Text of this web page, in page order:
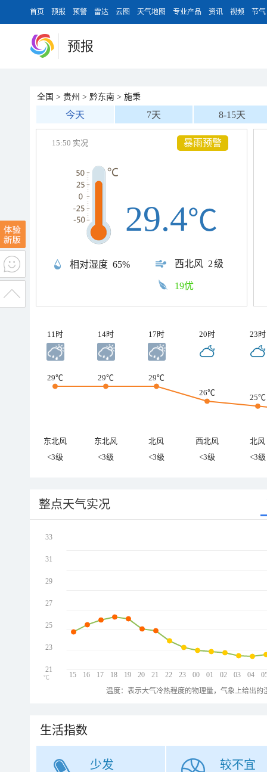
首页 预报 预警 雷达 云图 天气地图 专业产品 资讯 视频 节气
预报
全国 > 贵州 > 黔东南 > 施秉
今天 7天 8-15天
暴雨预警
15:50 实况
相对湿度 65% 西北风 2级
29.4℃
19优
11时 14时 17时 20时 23时
29℃ 29℃
29℃
26℃
25℃
东北风 东北风 北风 西北风
北风
<3级
<3级 <3级 <3级 <3级
整点天气实况
15 16 17 18 19 20 21 22 23 00 01 02 03 04
33
31
29
27
25
23
21
℃
温度：表示大气冷热程度的物理量，气象上给出
生活指数
少发 较不宜